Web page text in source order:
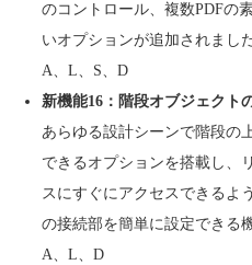
のコントロール、複数PDFの
いオプションが追加されました
A、L、S、D
新機能16：階段オブジェクト
あらゆる設計シーンで階段の
できるオプションを搭載し、
スにすぐにアクセスできるよ
の接続部を簡単に設定できる
A、L、D